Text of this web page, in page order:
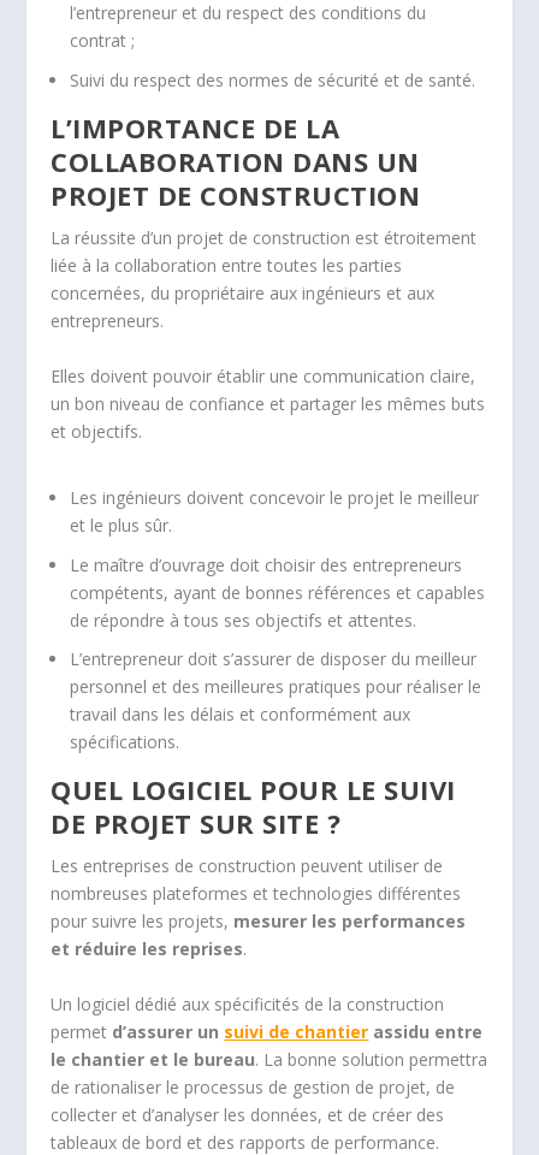
l’entrepreneur et du respect des conditions du
contrat ;
Suivi du respect des normes de sécurité et de santé.
L’IMPORTANCE DE LA
COLLABORATION DANS UN
PROJET DE CONSTRUCTION
La réussite d’un projet de construction est étroitement
liée à la collaboration entre toutes les parties
concernées, du propriétaire aux ingénieurs et aux
entrepreneurs.
Elles doivent pouvoir établir une communication claire,
un bon niveau de confiance et partager les mêmes buts
et objectifs.
Les ingénieurs doivent concevoir le projet le meilleur
et le plus sûr.
Le maître d’ouvrage doit choisir des entrepreneurs
compétents, ayant de bonnes références et capables
de répondre à tous ses objectifs et attentes.
L’entrepreneur doit s’assurer de disposer du meilleur
personnel et des meilleures pratiques pour réaliser le
travail dans les délais et conformément aux
spécifications.
QUEL LOGICIEL POUR LE SUIVI
DE PROJET SUR SITE ?
Les entreprises de construction peuvent utiliser de
nombreuses plateformes et technologies différentes
pour suivre les projets, mesurer les performances
et réduire les reprises.
Un logiciel dédié aux spécificités de la construction
permet d’assurer un suivi de chantier assidu entre
le chantier et le bureau. La bonne solution permettra
de rationaliser le processus de gestion de projet, de
collecter et d’analyser les données, et de créer des
tableaux de bord et des rapports de performance.